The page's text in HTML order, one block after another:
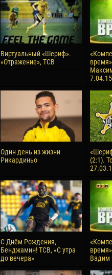
Виртуальный «Шериф».
«Отражение», ТСВ
7.04.15
Один день из жизни
Рикардиньо
(2:1).
С Днём Рождения,
Бенджамин! ТСВ, «С утра
до вечера»
Вадим